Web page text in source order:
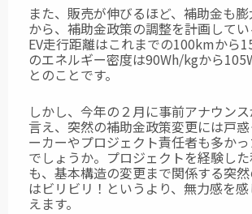
また、販売が伸びるほど、補助金も
から、補助金政策の調整を計画してい
EV走行距離はこれまでの100kmから
のエネルギー密度は90Wh/kgから
とのことです。
しかし、今年の２月に事前アナウン
言え、突然の補助金政策変更には戸
ーカーやプロジェクト責任者も多か
でしょうか。プロジェクトを経験し
も、基本構造の変更まで関係する突
はビリビリ！というより、無力感を
えます。